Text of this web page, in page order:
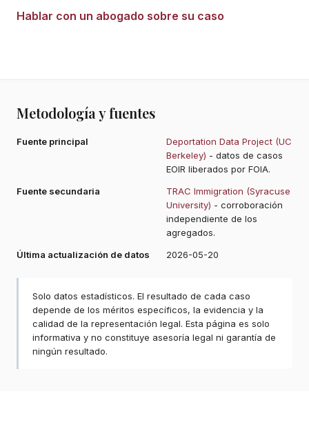
Hablar con un abogado sobre su caso
Metodología y fuentes
Fuente principal
Deportation Data Project (UC
Berkeley) - datos de casos
EOIR liberados por FOIA.
Fuente secundaria
TRAC Immigration (Syracuse
University) - corroboración
independiente de los
agregados.
Última actualización de datos
2026-05-20
Solo datos estadísticos. El resultado de cada caso
depende de los méritos específicos, la evidencia y la
calidad de la representación legal. Esta página es solo
informativa y no constituye asesoría legal ni garantía de
ningún resultado.